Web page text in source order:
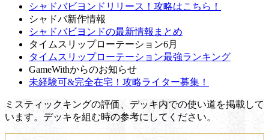
シャドバビヨンドリリース！攻略はこちら！
シャドバ新作情報
シャドバビヨンドの最新情報まとめ
タイムスリップローテーション6月
タイムスリップローテーション最強ランキング
GameWithからのお知らせ
未経験可&完全在宅！攻略ライター募集！
ミスティックキングの評価、デッキ内での使い道を掲載して
います。デッキを組む時の参考にしてください。